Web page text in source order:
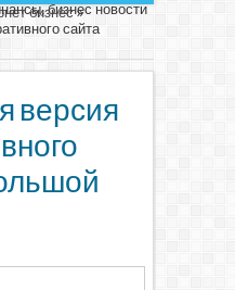
бизнес новости
бизнес»
сайта
версия